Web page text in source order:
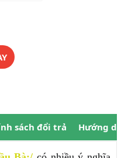
sách đổi trả Hướng